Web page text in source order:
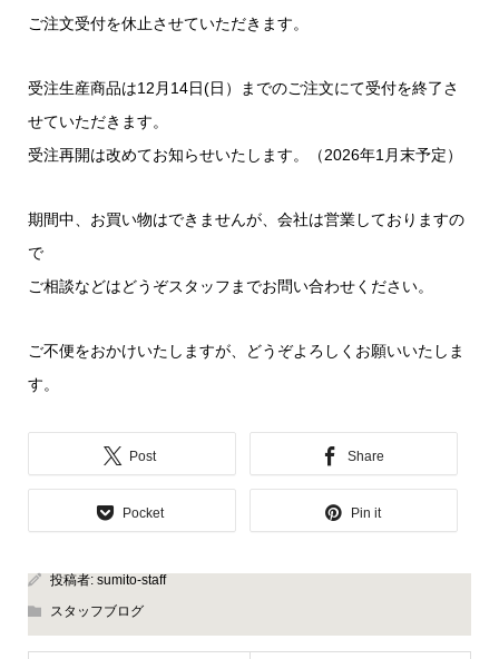
ご注文受付を休止させていただきます。
受注生産商品は12月14日(日）までのご注文にて受付を終了さ
せていただきます。
受注再開は改めてお知らせいたします。（2026年1月末予定）
期間中、お買い物はできませんが、会社は営業しておりますの
で
ご相談などはどうぞスタッフまでお問い合わせください。
ご不便をおかけいたしますが、どうぞよろしくお願いいたしま
す。
Post Share
Pocket Pin it
投稿者: sumito-staff
スタッフブログ